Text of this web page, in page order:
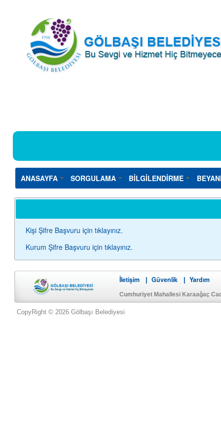
ANASAYFA SORGULAMA BİLGİLENDİRME
Kişi Şifre Başvuru için tıklayınız.
Kurum Şifre Başvuru için tıklayınız.
İletişim Güvenlik Yardım
Cumhuriyet Mahallesi Karaağaç
CopyRight © 2026 Gölbaşı Belediyesi